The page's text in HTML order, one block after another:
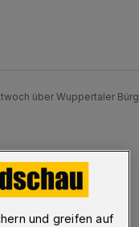
über Wuppertaler
Zeichen
und greifen auf